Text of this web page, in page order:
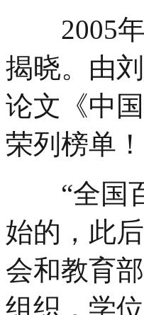
2005年7
揭晓。由
论文《中
荣列榜单！
“全国百
始的，此
会和教育
组织，学